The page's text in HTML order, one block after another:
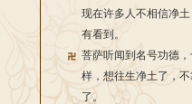
现在许多人不相信净
有看到。
菩萨听闻到名号功德
样，想往生净土了，
了。